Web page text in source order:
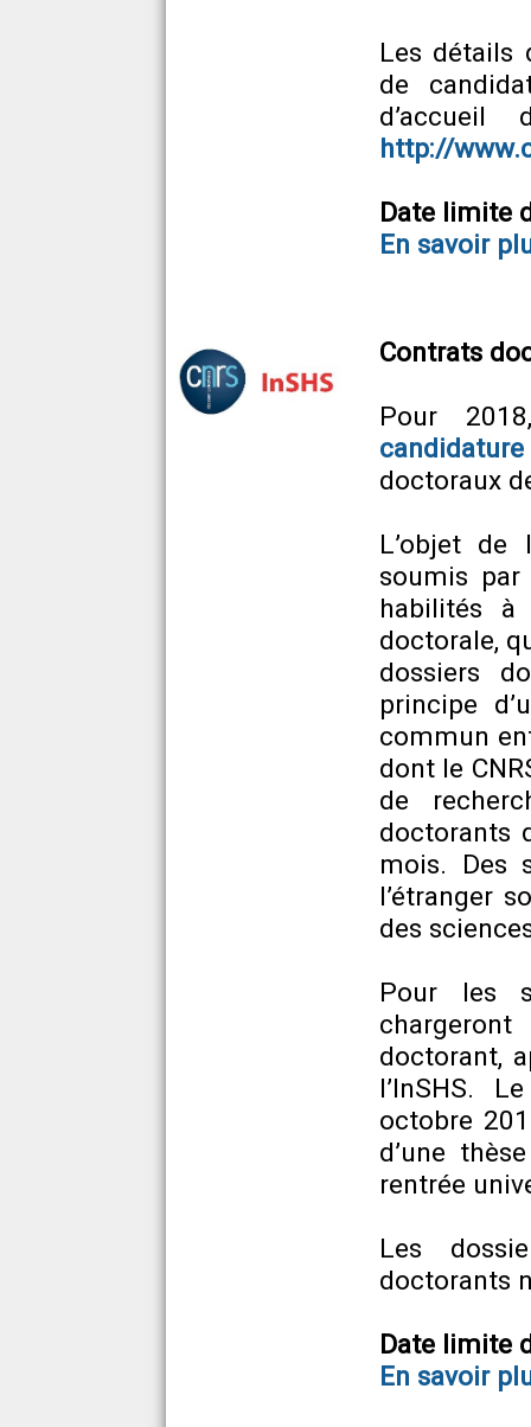
Les détails
de
http://
Date limite
En savoir
Contrats
Pour
candidature
doctoraux
L’objet de
soumis par
habilités à
doctorale,
dossiers
principe
commun
dont le
de
doctorants
mois. Des
l’étranger
des
Pour les
doctorant,
l’InSHS.
octobre
d’une
rentrée
Les
doctorants
Date limite
En savoir